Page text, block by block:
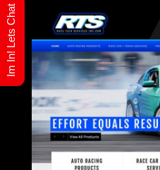
Im In! Lets Chat